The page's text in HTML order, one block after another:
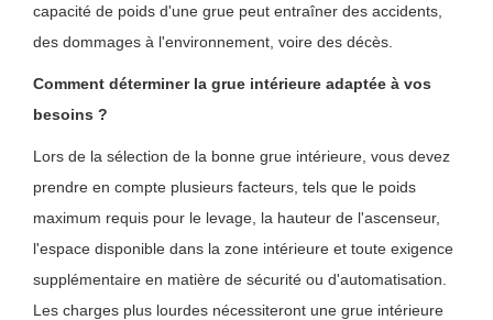
capacité de poids d'une grue peut entraîner des accidents,
des dommages à l'environnement, voire des décès.
Comment déterminer la grue intérieure adaptée à vos
besoins ?
Lors de la sélection de la bonne grue intérieure, vous devez
prendre en compte plusieurs facteurs, tels que le poids
maximum requis pour le levage, la hauteur de l'ascenseur,
l'espace disponible dans la zone intérieure et toute exigence
supplémentaire en matière de sécurité ou d'automatisation.
Les charges plus lourdes nécessiteront une grue intérieure